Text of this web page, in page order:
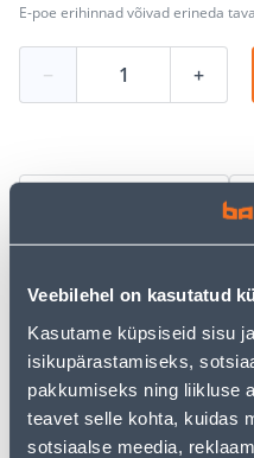
Veebilehel on kasutatud
Kasutame küpsiseid sisu
isikupärastamiseks,
pakkumiseks ning liikluse
teavet selle kohta, kuidas
sotsiaalse meedia,
E-poe erihinnad võivad erineda
− +
• Mahutab 1,7 liitrit vett.
• Valmistatud
• 14-päevane
Eeldatav kojuvedu 4,19